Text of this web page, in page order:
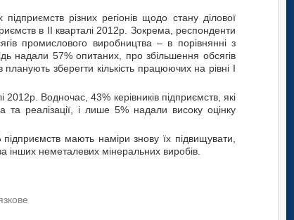
різних регіонів щодо стану ділової
в II кварталі 2012р. Зокрема, респонденти
промислового виробництва – в порівнянні з
надали 57% опитаних, про збільшення обсягів
зберегти кількість працюючих на рівні I
Водночас, 43% керівників підприємств, які
та реалізації, і лише 5% надали високу оцінку
мають наміри знову їх підвищувати,
інших неметалевих мінеральних виробів.